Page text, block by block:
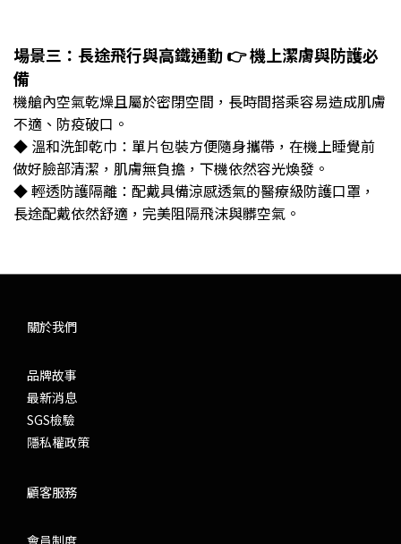
場景三：長途飛行與高鐵通勤 👉 機上潔膚與防護必
備
機艙內空氣乾燥且屬於密閉空間，長時間搭乘容易造成肌膚
不適、防疫破口。
◆ 溫和洗卸乾巾：單片包裝方便隨身攜帶，在機上睡覺前
做好臉部清潔，肌膚無負擔，下機依然容光煥發。
◆ 輕透防護隔離：配戴具備涼感透氣的醫療級防護口罩，
長途配戴依然舒適，完美阻隔飛沫與髒空氣。
關於我們
品牌故事
最新消息
SGS檢驗
隱私權政策
顧客服務
會員制度